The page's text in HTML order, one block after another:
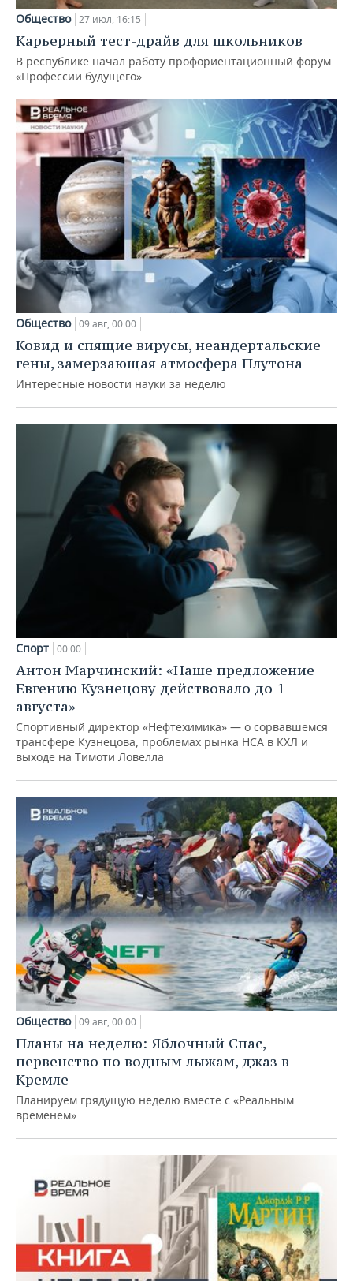
Общество 27 июл, 16:15
Карьерный тест-драйв для школьников
В республике начал работу профориентационный форум
«Профессии будущего»
Общество 09 авг, 00:00
Ковид и спящие вирусы, неандертальские
гены, замерзающая атмосфера Плутона
Интересные новости науки за неделю
Спорт 00:00
Антон Марчинский: «Наше предложение
Евгению Кузнецову действовало до 1
августа»
Спортивный директор «Нефтехимика» — о сорвавшемся
трансфере Кузнецова, проблемах рынка НСА в КХЛ и
выходе на Тимоти Ловелла
Общество 09 авг, 00:00
Планы на неделю: Яблочный Спас,
первенство по водным лыжам, джаз в
Кремле
Планируем грядущую неделю вместе с «Реальным
временем»